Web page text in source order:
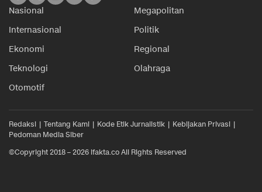
Nasional
Megapolitan
Internasional
Politik
Ekonomi
Regional
Teknologi
Olahraga
Otomotif
Redaksi Tentang Kami Kode Etik Jurnalistik
Kebijakan Privasi
Pedoman Media Siber
©Copyright 2018 – 2026 ifakta.co All Rights Reserved